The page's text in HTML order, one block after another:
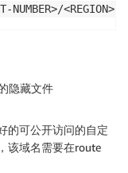
<REGION>`
隐藏文件
的可公开访问的自定
该域名需要在route